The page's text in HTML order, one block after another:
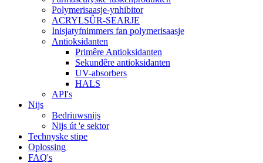
Polymerisaasje-ynhibitor
ACRYLSÛR-SEARJE
Inisjatyfnimmers fan polymerisaasje
Antioksidanten
Primêre Antioksidanten
Sekundêre antioksidanten
UV-absorbers
HALS
API's
Nijs
Bedriuwsnijs
Nijs út 'e sektor
Technyske stipe
Oplossing
FAQ's